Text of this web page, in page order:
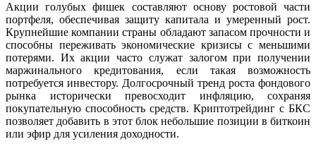
Акции голубых фишек составляют основу ростовой части
портфеля, обеспечивая защиту капитала и умеренный рост.
Крупнейшие компании страны обладают запасом прочности и
способны переживать экономические кризисы с меньшими
потерями. Их акции часто служат залогом при получении
маржинального кредитования, если такая возможность
потребуется инвестору. Долгосрочный тренд роста фондового
рынка исторически превосходит инфляцию, сохраняя
покупательную способность средств. Криптотрейдинг с БКС
позволяет добавить в этот блок небольшие позиции в биткоин
или эфир для усиления доходности.